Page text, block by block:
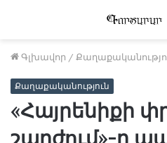
Գլխավոր /
Քաղաքականություն
«Հայրենիքի